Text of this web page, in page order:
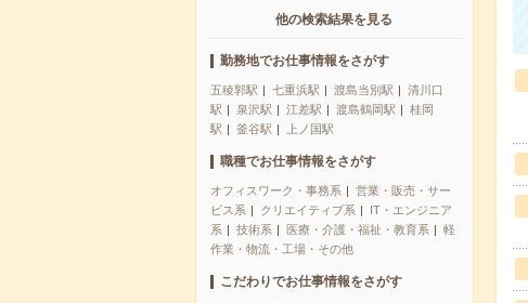
他の検索結果を見る
勤務地でお仕事情報をさがす
五稜郭駅 七重浜駅 渡島当別駅
清川口
駅
泉沢駅 江差駅 渡島鶴岡駅
桂岡
駅
釜谷駅 上ノ国駅
職種でお仕事情報をさがす
オフィスワーク・事務系
営業・販売・サー
ビス系
クリエイティブ系
IT・エンジニア
系
技術系 医療・介護・福祉・教育系
軽
作業・物流・工場・その他
こだわりでお仕事情報をさがす